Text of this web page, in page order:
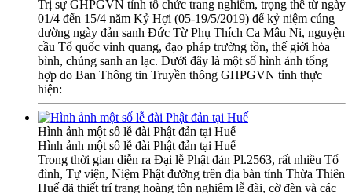
Trị sự GHPGVN tỉnh tổ chức trang nghiêm, trọng thể từ ngày
01/4 đến 15/4 năm Kỷ Hợi (05-19/5/2019) để kỷ niệm cúng
dường ngày đản sanh Đức Từ Phụ Thích Ca Mâu Ni, nguyện
cầu Tổ quốc vinh quang, đạo pháp trường tồn, thế giới hòa
bình, chúng sanh an lạc. Dưới đây là một số hình ảnh tổng
hợp do Ban Thông tin Truyền thông GHPGVN tỉnh thực
hiện:
Hình ảnh một số lễ đài Phật đản tại Huế
Hình ảnh một số lễ đài Phật đản tại Huế
Trong thời gian diễn ra Đại lễ Phật đản Pl.2563, rất nhiều Tổ
đình, Tự viện, Niệm Phật đường trên địa bàn tỉnh Thừa Thiên
Huế đã thiết trí trang hoàng tôn nghiêm lễ đài, cờ đèn và các